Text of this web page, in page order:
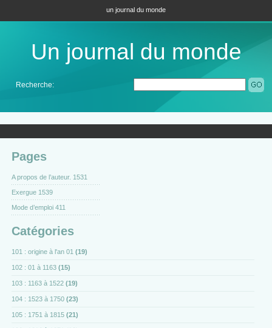
un journal du monde
Un journal du monde
Recherche:
Pages
A propos de l’auteur. 1531
Exergue 1539
Mode d’emploi 411
Catégories
101 : origine à l'an 01 (19)
102 : 01 à 1163 (15)
103 : 1163 à 1522 (19)
104 : 1523 à 1750 (23)
105 : 1751 à 1815 (21)